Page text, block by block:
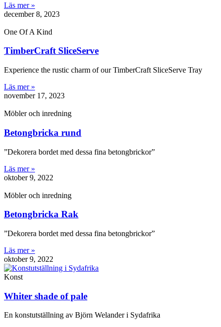
Läs mer »
december 8, 2023
One Of A Kind
TimberCraft SliceServe
Experience the rustic charm of our TimberCraft SliceServe Tray
Läs mer »
november 17, 2023
Möbler och inredning
Betongbricka rund
”Dekorera bordet med dessa fina betongbrickor”
Läs mer »
oktober 9, 2022
Möbler och inredning
Betongbricka Rak
”Dekorera bordet med dessa fina betongbrickor”
Läs mer »
oktober 9, 2022
Konst
Whiter shade of pale
En konstutställning av Björn Welander i Sydafrika